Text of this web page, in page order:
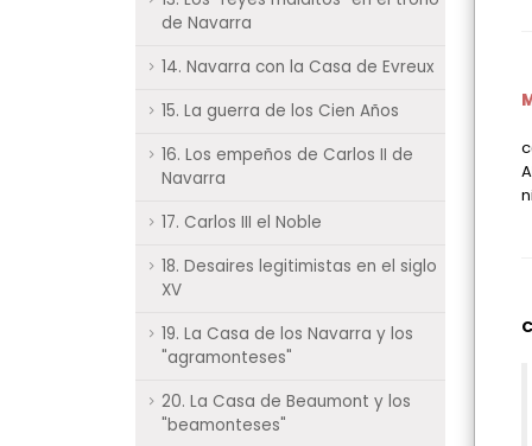
de Navarra
14. Navarra con la Casa de Evreux
15. La guerra de los Cien Años
16. Los empeños de Carlos II de
Navarra
17. Carlos III el Noble
18. Desaires legitimistas en el siglo
XV
19. La Casa de los Navarra y los
"agramonteses"
20. La Casa de Beaumont y los
"beamonteses"